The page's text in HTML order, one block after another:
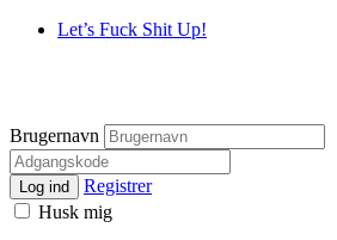
Let’s Fuck Shit Up!
Brugernavn
Log ind
Registrer
Husk mig